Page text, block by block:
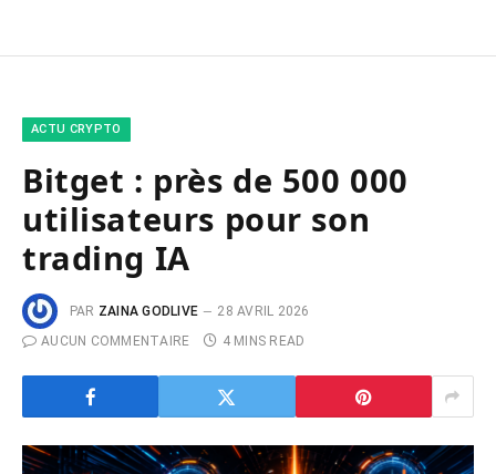
ACTU CRYPTO
Bitget : près de 500 000
utilisateurs pour son
trading IA
PAR ZAINA GODLIVE
28 AVRIL 2026
AUCUN COMMENTAIRE
4 MINS READ